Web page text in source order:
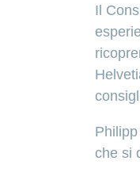
Il
che si